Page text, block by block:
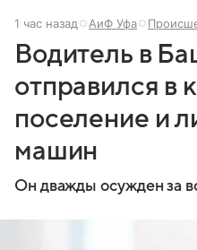
1 час назад АиФ Уфа
Водитель в
отправился в
поселение и
машин
Он дважды осужден за